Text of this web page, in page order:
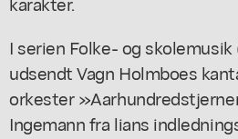
I serien Folke- og skolemusik
udsendt Vagn Holmboes
orkester
Ingemann fra lians